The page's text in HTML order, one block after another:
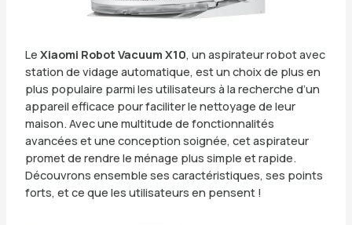
Le Xiaomi Robot Vacuum X10, un aspirateur robot avec
station de vidage automatique, est un choix de plus en
plus populaire parmi les utilisateurs à la recherche d’un
appareil efficace pour faciliter le nettoyage de leur
maison. Avec une multitude de fonctionnalités
avancées et une conception soignée, cet aspirateur
promet de rendre le ménage plus simple et rapide.
Découvrons ensemble ses caractéristiques, ses points
forts, et ce que les utilisateurs en pensent !